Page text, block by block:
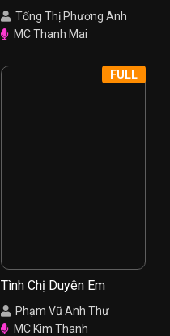
Tống Thị Phương Anh
MC Thanh Mai
Tình Chị Duyên Em
Phạm Vũ Anh Thư
MC Kim Thanh
FULL